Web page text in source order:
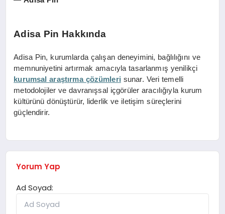
Adisa Pin Hakkında
Adisa Pin, kurumlarda çalışan deneyimini, bağlılığını ve
memnuniyetini artırmak amacıyla tasarlanmış yenilikçi
kurumsal araştırma çözümleri sunar. Veri temelli
metodolojiler ve davranışsal içgörüler aracılığıyla kurum
kültürünü dönüştürür, liderlik ve iletişim süreçlerini
güçlendirir.
Yorum Yap
Ad Soyad: